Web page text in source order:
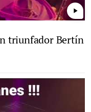
play_arrow
triunfador Bertín